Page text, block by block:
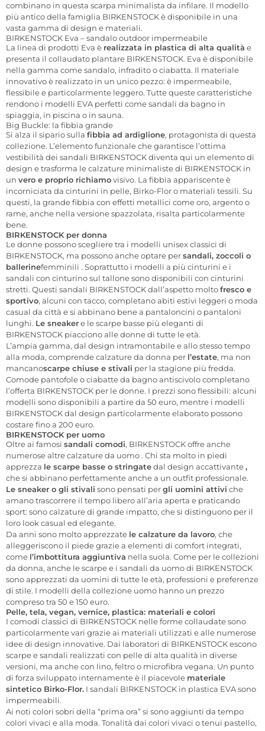
combinano in questa scarpa minimalista da infilare. Il modello
più antico della famiglia BIRKENSTOCK è disponibile in una
vasta gamma di design e materiali.
BIRKENSTOCK Eva – sandalo outdoor impermeabile
La linea di prodotti Eva è realizzata in plastica di alta qualità e
presenta il collaudato plantare BIRKENSTOCK. Eva è disponibile
nella gamma come sandalo, infradito o ciabatta. Il materiale
innovativo è realizzato in un unico pezzo: è impermeabile,
flessibile e particolarmente leggero. Tutte queste caratteristiche
rendono i modelli EVA perfetti come sandali da bagno in
spiaggia, in piscina o in sauna.
Big Buckle: la fibbia grande
Si alza il sipario sulla fibbia ad ardiglione, protagonista di questa
collezione. L’elemento funzionale che garantisce l’ottima
vestibilità dei sandali BIRKENSTOCK diventa qui un elemento di
design e trasforma le calzature minimaliste di BIRKENSTOCK in
un vero e proprio richiamovisivo. La fibbia appariscente è
incorniciata da cinturini in pelle, Birko-Flor o materiali tessili. Su
questi, la grande fibbia con effetti metallici come oro, argento o
rame, anche nella versione spazzolata, risalta particolarmente
bene.
BIRKENSTOCK per donna
Le donne possono scegliere tra i modelli unisex classici di
BIRKENSTOCK, ma possono ancheoptare persandali, zoccoli o
ballerinefemminili . Soprattutto i modelli a più cinturini e i
sandali con cinturino sul tallone sono disponibili con cinturini
stretti. Questi sandali BIRKENSTOCK dall’aspetto moltofresco e
sportivo, alcuni con tacco, completano abiti estivi leggeri o moda
casual da città e si abbinano bene a pantaloncini o pantaloni
lunghi. Le sneakere le scarpe basse più eleganti di
BIRKENSTOCK piacciono alle donne di tutte le età.
L’ampia gamma, dal design intramontabile e allo stesso tempo
alla moda, comprende calzature da donna per l’estate, ma non
mancanoscarpe chiuse e stivali per la stagione più fredda.
Comode pantofole o ciabatte da bagno antiscivolo completano
l’offerta BIRKENSTOCK per le donne. I prezzi sono flessibili: alcuni
modelli sono disponibili a partire da 50 euro, mentre i modelli
BIRKENSTOCK dal design particolarmente elaborato possono
costare fino a 200 euro.
BIRKENSTOCK per uomo
Oltre ai famosi sandali comodi, BIRKENSTOCKoffre anche
numerose altre calzatureda uomo. Chi sta molto in piedi
apprezza le scarpe basse o stringatedal design accattivante,
che si abbinano perfettamente anche a un outfit professionale.
Le sneaker o gli stivali sono pensati pergli uomini attivi che
amano trascorrere il tempo libero all’aria aperta e praticando
sport: sono calzature di grande impatto, che si distinguono per il
loro look casual ed elegante.
Da anni sono molto apprezzate le calzature da lavoro, che
alleggeriscono il piede grazie a elementi di comfort integrati,
come l’imbottitura aggiuntiva nella suola. Come per le collezioni
da donna, anche le scarpe e i sandali da uomo di BIRKENSTOCK
sono apprezzati da uomini di tutte le età, professioni e preferenze
di stile. I modelli della collezione uomo hanno un prezzo
compreso tra 50 e 150 euro.
Pelle, tela, vegan, vernice, plastica: materiali e colori
I comodi classici di BIRKENSTOCK nelle forme collaudate sono
particolarmente vari grazie ai materiali utilizzati e alle numerose
idee di design innovative. Dai laboratori di BIRKENSTOCK escono
scarpe e sandali realizzati con pelle di alta qualità in diverse
versioni, ma anche con lino, feltro o microfibra vegana. Un punto
di forza sviluppato internamente è il piacevole materiale
sintetico Birko-Flor. I sandali BIRKENSTOCK in plastica EVA sono
impermeabili.
Ai noti colori sobri della “prima ora” si sono aggiunti da tempo
colori vivaci e alla moda. Tonalità dai colori vivaci o tenui pastello,